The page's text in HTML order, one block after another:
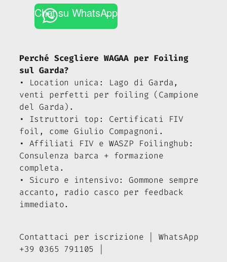
Chat su WhatsApp
Perché Scegliere WAGAA per Foiling
sul Garda?
• Location unica: Lago di Garda,
venti perfetti per foiling (Campione
del Garda).
• Istruttori top: Certificati FIV
foil, come Giulio Compagnoni.
• Affiliati FIV e WASZP Foilinghub:
Consulenza barca + formazione
completa.
• Sicuro e intensivo: Gommone sempre
accanto, radio casco per feedback
immediato.
Contattaci per iscrizione | WhatsApp
+39 0365 791105 |